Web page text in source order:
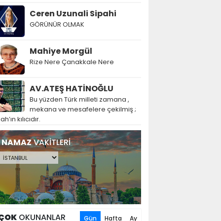
Ceren Uzunali Sipahi
GÖRÜNÜR OLMAK
Mahiye Morgül
Rize Nere Çanakkale Nere
AV.ATEŞ HATİNOĞLU
Bu yüzden Türk milleti zamana ,
mekana ve mesafelere çekilmiş ;
kılıcıdır.
NAMAZVAKİTLERİ
OKUNANLAR Gün Hafta Ay